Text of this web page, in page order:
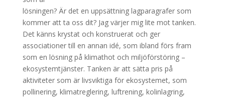
lösningen? Är det en uppsättning lagparagrafer som
kommer att ta oss dit? Jag värjer mig lite mot tanken.
Det känns krystat och konstruerat och ger
associationer till en annan idé, som ibland förs fram
som en lösning på klimathot och miljöförstöring –
ekosystemtjänster. Tanken är att sätta pris på
aktiviteter som är livsviktiga för ekosystemet, som
pollinering, klimatreglering, luftrening, kolinlagring,